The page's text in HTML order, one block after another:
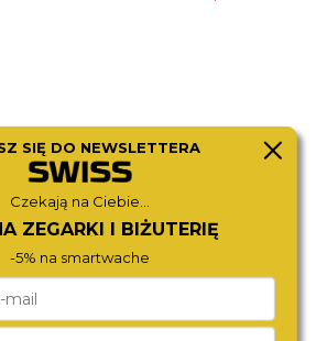
CITIZEN
880,-
SIĘ DO NEWSLETTERA
Czekają na Ciebie...
ZEGARKI I BIŻUTERIĘ
-5% na smartwache